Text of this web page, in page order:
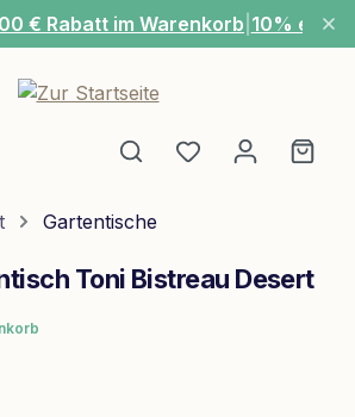
€ Rabatt im Warenkorb 10% extra
Du hast 0
Gartentische
Toni Bistreau Desert